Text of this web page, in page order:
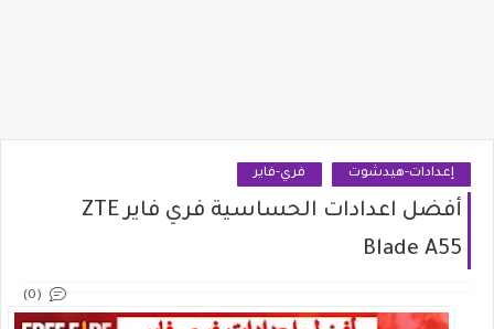
إعدادات-هيدشوت فري-فاير
أفضل اعدادات الحساسية فري فاير ZTE
Blade A55
(0)